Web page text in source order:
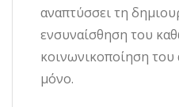
αναπτύσσει τη
ενσυναίσθηση του
κοινωνικοποίηση του
μόνο.